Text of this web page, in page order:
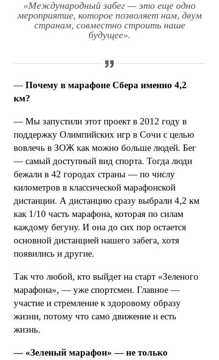
«Международный забег — это еще одно
мероприятие, которое позволяет нам, двум
странам, совместно строить наше
будущее».
—Почему в марафоне Сбера именно 4,2
км?
— Мы запустили этот проект в 2012 году в
поддержку Олимпийских игр в Сочи с целью
вовлечь в ЗОЖ как можно больше людей. Бег
— самый доступный вид спорта. Тогда люди
бежали в 42 городах страны — по числу
километров в классической марафонской
дистанции. А дистанцию сразу выбрали 4,2 км
как 1/10 часть марафона, которая по силам
каждому бегуну. И она до сих пор остается
основной дистанцией нашего забега, хотя
появились и другие.
Так что любой, кто выйдет на старт «Зеленого
марафона», — уже спортсмен. Главное —
участие и стремление к здоровому образу
жизни, потому что само движение и есть
жизнь.
— «Зеленый марафон» — не только